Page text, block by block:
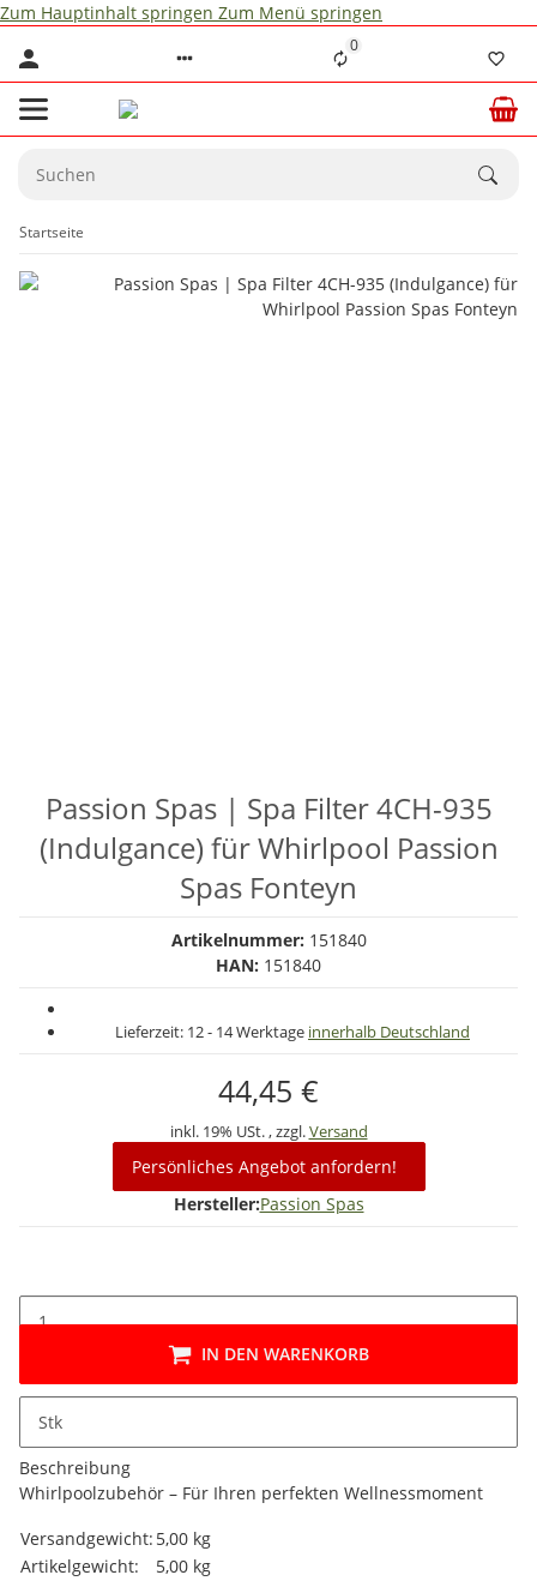
Zum Hauptinhalt springen Zum Menü springen
0
Startseite
Passion Spas | Spa Filter 4CH-935
(Indulgance) für Whirlpool Passion
Spas Fonteyn
Artikelnummer: 151840
HAN: 151840
Lieferzeit: 12 - 14 Werktage innerhalb Deutschland
44,45 €
inkl. 19% USt. , zzgl.Versand
Persönliches Angebot anfordern!
Hersteller:Passion Spas
Stk
IN DEN WARENKORB
Beschreibung
Whirlpoolzubehör – Für Ihren perfekten Wellnessmoment
Produkteigenschaft
Wert
Versandgewicht: 5,00 kg
Artikelgewicht:
5,00 kg